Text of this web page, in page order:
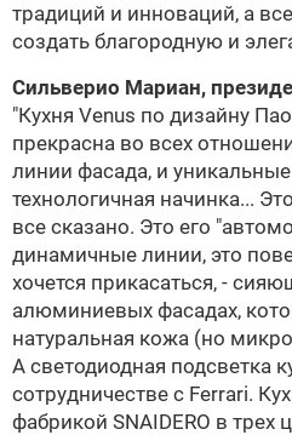
традиций и инноваций, а
создать благородную и
Сильверио Мариан,
"Кухня Venus по дизайну
прекрасна во всех
линии фасада, и
технологичная начинка...
все сказано. Это его
динамичные линии, это
хочется прикасаться, -
алюминиевых фасадах,
натуральная кожа (но
А светодиодная подсветка
сотрудничестве с Ferrari.
фабрикой SNAIDERO в трех